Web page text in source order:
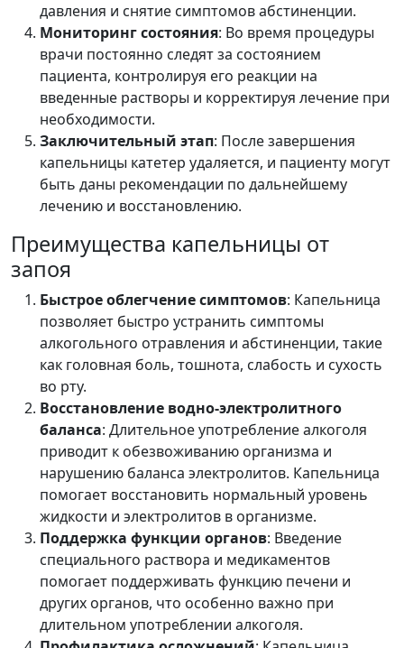
давления и снятие симптомов абстиненции.
Мониторинг состояния: Во время процедуры
врачи постоянно следят за состоянием
пациента, контролируя его реакции на
введенные растворы и корректируя лечение при
необходимости.
Заключительный этап: После завершения
капельницы катетер удаляется, и пациенту могут
быть даны рекомендации по дальнейшему
лечению и восстановлению.
Преимущества капельницы от
запоя
Быстрое облегчение симптомов: Капельница
позволяет быстро устранить симптомы
алкогольного отравления и абстиненции, такие
как головная боль, тошнота, слабость и сухость
во рту.
Восстановление водно-электролитного
баланса: Длительное употребление алкоголя
приводит к обезвоживанию организма и
нарушению баланса электролитов. Капельница
помогает восстановить нормальный уровень
жидкости и электролитов в организме.
Поддержка функции органов: Введение
специального раствора и медикаментов
помогает поддерживать функцию печени и
других органов, что особенно важно при
длительном употреблении алкоголя.